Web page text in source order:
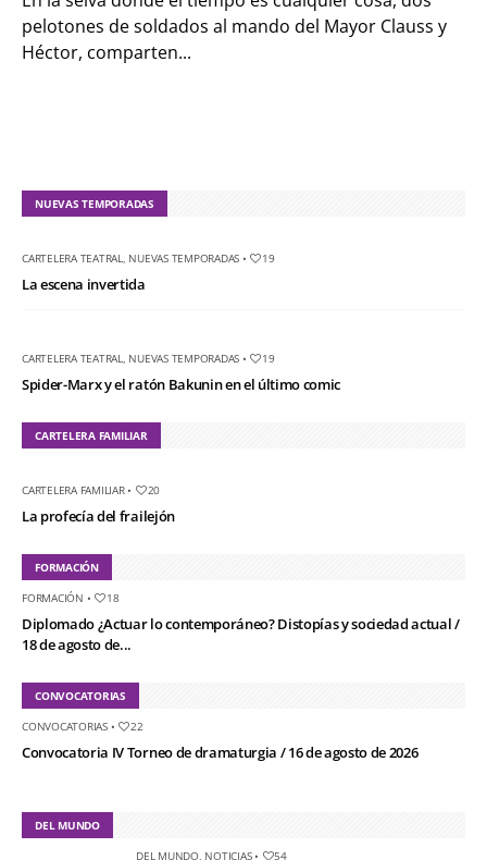
pelotones de soldados al mando del Mayor Clauss y
Héctor, comparten...
NUEVAS TEMPORADAS
CARTELERA TEATRAL, NUEVAS TEMPORADAS • 19
La escena invertida
CARTELERA TEATRAL, NUEVAS TEMPORADAS • 19
Spider-Marx y el ratón Bakunin en el último comic
CARTELERA FAMILIAR
CARTELERA FAMILIAR• 20
La profecía del frailejón
FORMACIÓN
FORMACIÓN • 18
Diplomado ¿Actuar lo contemporáneo? Distopías y sociedad actual /
18 de agosto de...
CONVOCATORIAS
CONVOCATORIAS• 22
Convocatoria IV Torneo de dramaturgia / 16 de agosto de 2026
DEL MUNDO
DEL MUNDO, NOTICIAS• 54